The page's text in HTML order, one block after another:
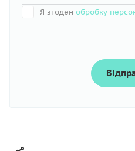
Я згоден обробку